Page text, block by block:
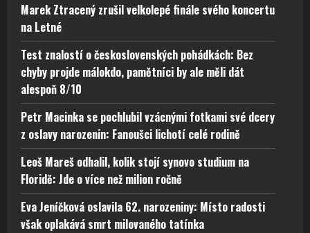
Marek Ztracený zrušil velkolepé finále svého koncertu
na Letné
Test znalostí o československých pohádkách: Bez
chyby projde málokdo, pamětníci by ale měli dát
alespoň 8/10
Petr Macinka se pochlubil vzácnými fotkami své dcery
z oslavy narozenin: Fanoušci lichotí celé rodině
Leoš Mareš odhalil, kolik stojí synovo studium na
Floridě: Jde o více než milion ročně
Eva Jeníčková oslavila 62. narozeniny: Místo radosti
však oplakává smrt milovaného tatínka